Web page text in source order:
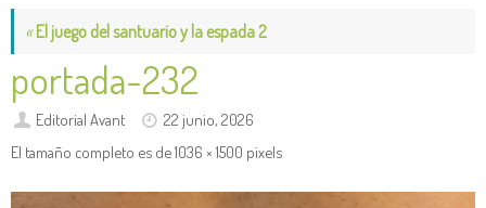
«El juego del santuario y la espada 2
portada-232
Editorial Avant
22 junio, 2026
El tamaño completo es de1036 × 1500 pixels